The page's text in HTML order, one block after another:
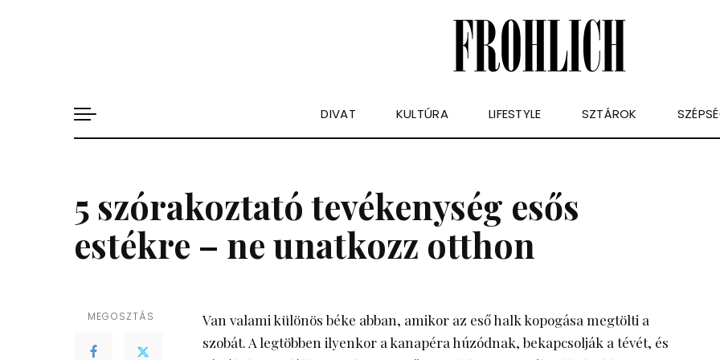
DIVAT KULTÚRA LIFESTYLE SZTÁROK
5 szórakoztató tevékenység esős
estékre – ne unatkozz otthon
MEGOSZTÁS
Van valami különös béke abban, amikor az eső halk kopogása megtölti a
szobát. A legtöbben ilyenkor a kanapéra húzódnak, bekapcsolják a tévét, és